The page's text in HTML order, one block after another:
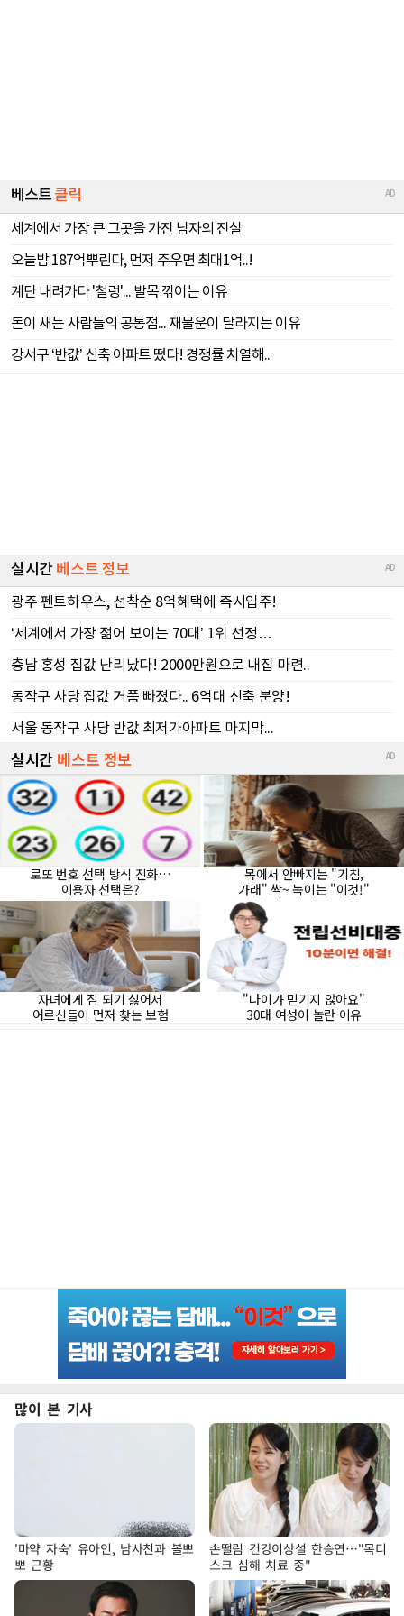
많이 본 기사
'마약 자숙' 유아인, 남사친과 볼뽀
뽀 근황
손떨림 건강이상설 한승연…"목디
스크 심해 치료 중"